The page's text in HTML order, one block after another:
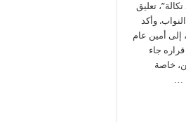
تعليق
وأكد
إلى أمين عام
جاء
خاصة
…